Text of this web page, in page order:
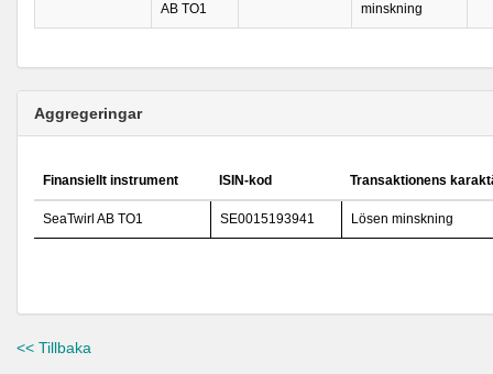
AB TO1
minskning
Aggregeringar
Finansiellt instrument ISIN-kod Transaktionens
SeaTwirl AB TO1 SE0015193941 Lösen minskning
<< Tillbaka